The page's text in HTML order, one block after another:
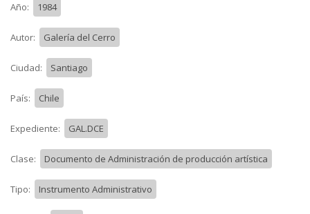
Año: 1984
Autor: Galería del Cerro
Ciudad: Santiago
País: Chile
Expediente: GAL.DCE
Clase: Documento de Administración de producción artística
Tipo: Instrumento Administrativo